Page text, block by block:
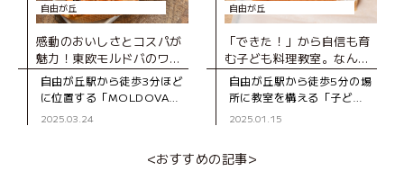
自由が丘
感動のおいしさとコスパが
魅力！東欧モルドバのワイ
ンと食品専門店
自由が丘駅から徒歩3分ほど
に位置する「MOLDOVA
MARKET（モルドバマーケ
ジェラさんが、モルドバ産
2025.03.24
自由が丘
「できた！」から自信も育
む子ども料理教室。なんで
も自分でやってみよう！
自由が丘駅から徒歩5分の場
所に教室を構える「子ども
料理教室Baton」は、管理
さんが運営する子どもの料
2025.01.15
<おすすめの記事>